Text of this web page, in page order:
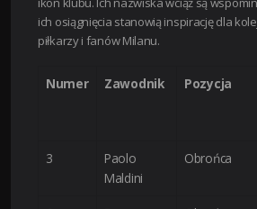
ich osiągnięcia stanowią inspirację dla
piłkarzy i fanów Milanu.
Numer Zawodnik Pozycja
3
Paolo
Maldini
Obrońca